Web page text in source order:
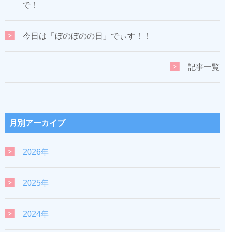
で！
今日は「ぼのぼのの日」でぃす！！
記事一覧
月別アーカイブ
2026年
2025年
2024年